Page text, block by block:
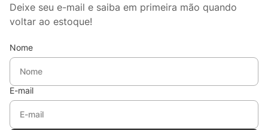
Deixe seu e-mail e saiba em primeira mão quando
voltar ao estoque!
Nome
E-mail